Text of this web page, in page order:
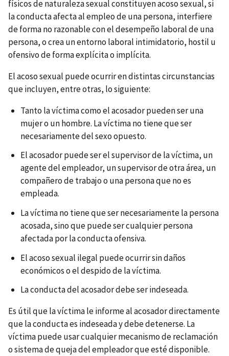
físicos de naturaleza sexual constituyen acoso sexual, si
la conducta afecta al empleo de una persona, interfiere
de forma no razonable con el desempeño laboral de una
persona, o crea un entorno laboral intimidatorio, hostil u
ofensivo de forma explícita o implícita.
El acoso sexual puede ocurrir en distintas circunstancias
que incluyen, entre otras, lo siguiente:
Tanto la víctima como el acosador pueden ser una
mujer o un hombre. La víctima no tiene que ser
necesariamente del sexo opuesto.
El acosador puede ser el supervisor de la víctima, un
agente del empleador, un supervisor de otra área, un
compañero de trabajo o una persona que no es
empleada.
La víctima no tiene que ser necesariamente la persona
acosada, sino que puede ser cualquier persona
afectada por la conducta ofensiva.
El acoso sexual ilegal puede ocurrir sin daños
económicos o el despido de la víctima.
La conducta del acosador debe ser indeseada.
Es útil que la víctima le informe al acosador directamente
que la conducta es indeseada y debe detenerse. La
víctima puede usar cualquier mecanismo de reclamación
o sistema de queja del empleador que esté disponible.